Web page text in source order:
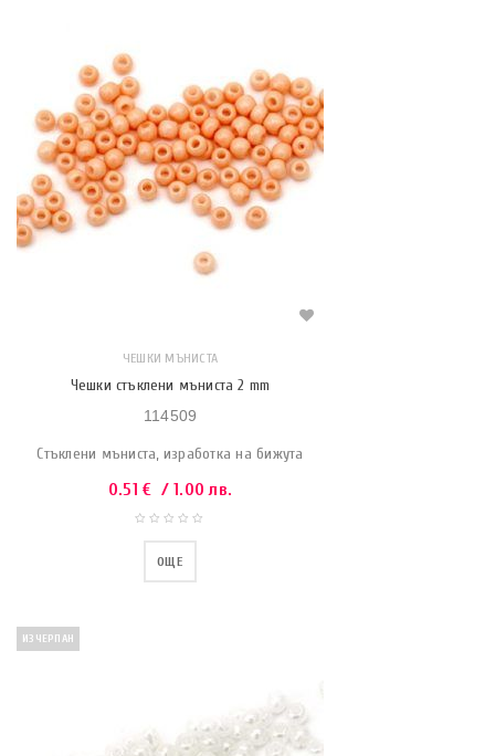
ЧЕШКИ МЪНИСТА
Чешки стъклени мъниста 2 mm
114509
Стъклени мъниста, изработка на бижута
0.51€ / 1.00 лв.
ОЩЕ
ИЗЧЕРПАН